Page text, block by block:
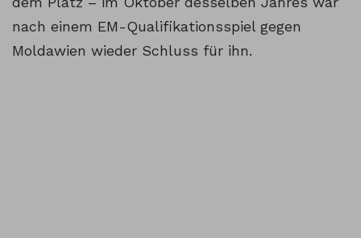
nach einem EM-Qualifikationsspiel gegen
Moldawien wieder Schluss für ihn.